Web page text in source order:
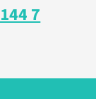
7